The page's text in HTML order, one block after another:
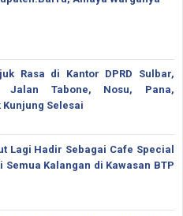
Rasa di Kantor DPRD Sulbar,
Jalan Tabone, Nosu, Pana,
Selesai
Lagi Hadir Sebagai Cafe Special
Kalangan di Kawasan BTP